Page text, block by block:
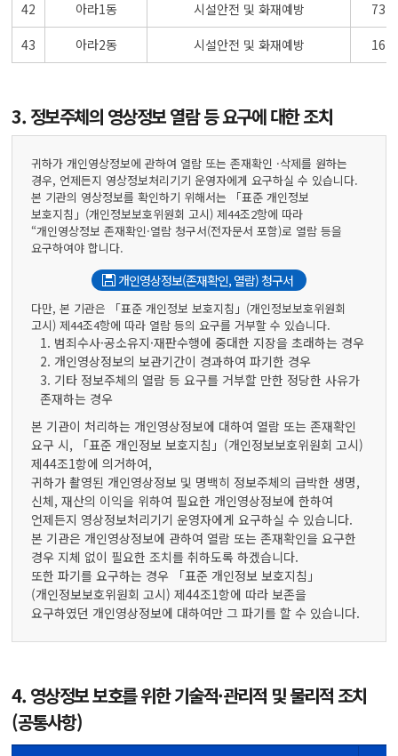
42 아라1동 시설안전 및 화재예방
73
43
아라2동 시설안전 및 화재예방 16
3. 정보주체의 영상정보 열람 등 요구에 대한 조치
귀하가 개인영상정보에 관하여 열람 또는 존재확인 ·삭제를 원하는
경우, 언제든지 영상정보처리기기 운영자에게 요구하실 수 있습니다.
본 기관의 영상정보를 확인하기 위해서는 「표준 개인정보
보호지침」(개인정보보호위원회 고시) 제44조2항에 따라
“개인영상정보 존재확인·열람 청구서(전자문서 포함)로 열람 등을
요구하여야 합니다.
개인영상정보(존재확인, 열람) 청구서
다만, 본 기관은 「표준 개인정보 보호지침」(개인정보보호위원회
고시) 제44조4항에 따라 열람 등의 요구를 거부할 수 있습니다.
1. 범죄수사·공소유지·재판수행에 중대한 지장을 초래하는 경우
2. 개인영상정보의 보관기간이 경과하여 파기한 경우
3. 기타 정보주체의 열람 등 요구를 거부할 만한 정당한 사유가
존재하는 경우
본 기관이 처리하는 개인영상정보에 대하여 열람 또는 존재확인
요구 시, 「표준 개인정보 보호지침」(개인정보보호위원회 고시)
제44조1항에 의거하여,
귀하가 촬영된 개인영상정보 및 명백히 정보주체의 급박한 생명,
신체, 재산의 이익을 위하여 필요한 개인영상정보에 한하여
언제든지 영상정보처리기기 운영자에게 요구하실 수 있습니다.
본 기관은 개인영상정보에 관하여 열람 또는 존재확인을 요구한
경우 지체 없이 필요한 조치를 취하도록 하겠습니다.
또한 파기를 요구하는 경우 「표준 개인정보 보호지침」
(개인정보보호위원회 고시) 제44조1항에 따라 보존을
요구하였던 개인영상정보에 대하여만 그 파기를 할 수 있습니다.
4. 영상정보 보호를 위한 기술적·관리적 및 물리적 조치
(공통사항)